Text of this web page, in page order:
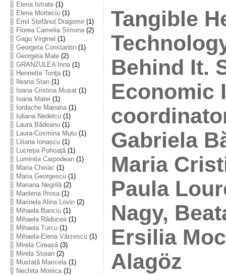
Elena Istrate(1)
Elena Morteciu(1)
Emil Ștefănuț Dragomir(1)
Florea Camelia Simona(2)
Gagu Virginel (1)
Georgeta Constantin(1)
Georgeta Male(2)
GRANZULEA Irina(1)
Henriette Tonţa(1)
Ileana Stan(1)
Ioana Cristina Mușat(1)
Ioana Matei (1)
Iordache Mariana(1)
Iuliana Nedelcu(1)
Laura Bădeanu(1)
Laura-Cosmina Mutu(1)
Liliana Ionașcu(1)
Lucreţia Pohoaţă(1)
Luminița Carpodean(1)
Maria Chiriac (1)
Maria Georgescu(1)
Mariana Negrilă(2)
Marilena Ifrosa(1)
Marinela Alina Lovin(2)
Mihaela Banciu(1)
Mihaela Răducea(1)
Mihaela Turcu(1)
Mihaela-Elena Vărzescu(1)
Mirela Cireașă(3)
Mirela Stoian(2)
Mustață Maricela(1)
Nechita Monica(1)
Tangible
Behind It.
Economic
Gabriela
Maria
Paula
Nagy,
Ersilia
Alagöz